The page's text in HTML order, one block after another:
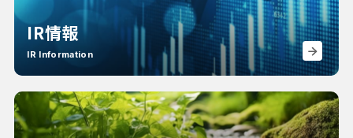
IR情報
IR Information